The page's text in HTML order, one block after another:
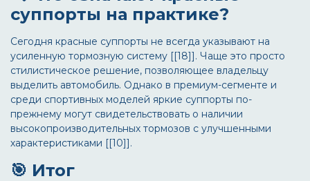
суппорты на практике?
Сегодня красные суппорты не всегда указывают на
усиленную тормозную систему [[18]]. Чаще это просто
стилистическое решение, позволяющее владельцу
выделить автомобиль. Однако в премиум-сегменте и
среди спортивных моделей яркие суппорты по-
прежнему могут свидетельствовать о наличии
высокопроизводительных тормозов с улучшенными
характеристиками [[10]].
🎯 Итог